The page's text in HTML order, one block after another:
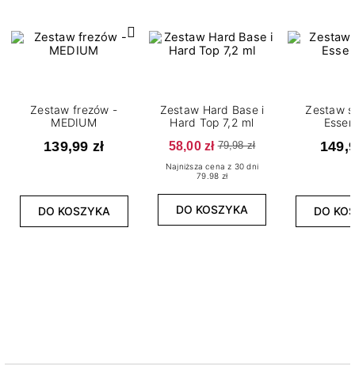
Zestaw frezów -
MEDIUM
139,99 zł
DO KOSZYKA
Zestaw Hard Base i
Hard Top 7,2 ml
58,00 zł 79,98 zł
Najniższa cena z 30 dni
79.98 zł
DO KOSZYKA
Zestaw
DO